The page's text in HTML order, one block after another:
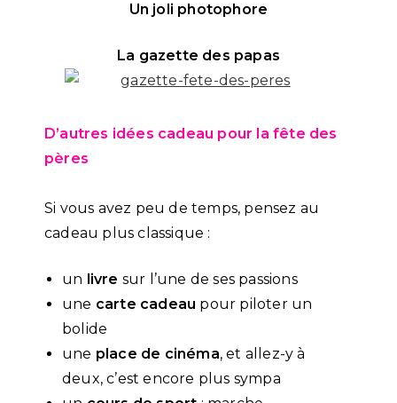
Un joli photophore
La gazette des papas
D’autres idées cadeau pour la fête des
pères
Si vous avez peu de temps, pensez au
cadeau plus classique :
un livre sur l’une de ses passions
une carte cadeau pour piloter un
bolide
une place de cinéma, et allez-y à
deux, c’est encore plus sympa